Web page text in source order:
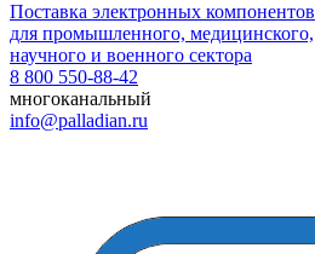
Поставка электронных компонентов
для промышленного, медицинского,
научного и военного сектора
8 800 550-88-42
многоканальный
info@palladian.ru